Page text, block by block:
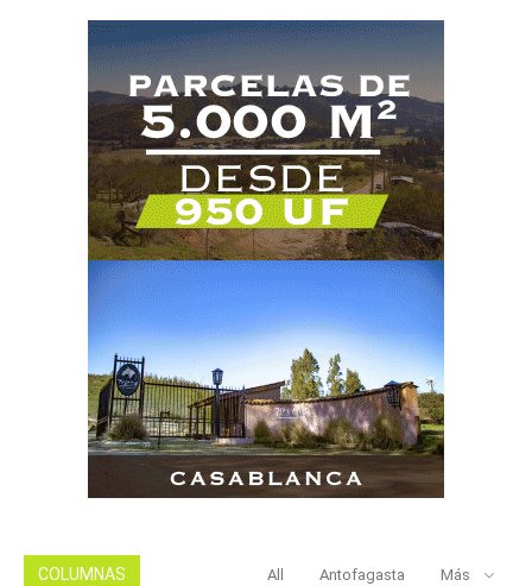
COLUMNAS All Antofagasta Más